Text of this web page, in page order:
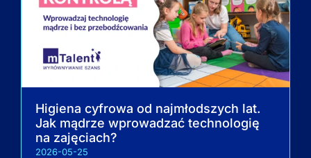
Higiena cyfrowa od najmłodszych lat.
Jak mądrze wprowadzać technologię
na zajęciach?
2026-05-25